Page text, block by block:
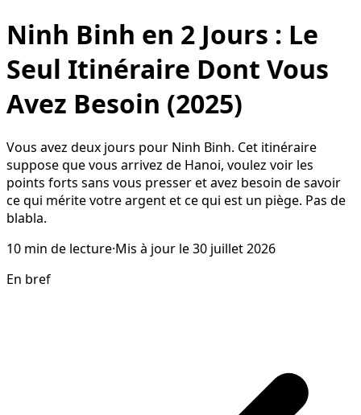
Ninh Binh en 2 Jours : Le
Seul Itinéraire Dont Vous
Avez Besoin (2025)
Vous avez deux jours pour Ninh Binh. Cet itinéraire
suppose que vous arrivez de Hanoi, voulez voir les
points forts sans vous presser et avez besoin de savoir
ce qui mérite votre argent et ce qui est un piège. Pas de
blabla.
10 min de lecture·Mis à jour le30 juillet 2026
En bref